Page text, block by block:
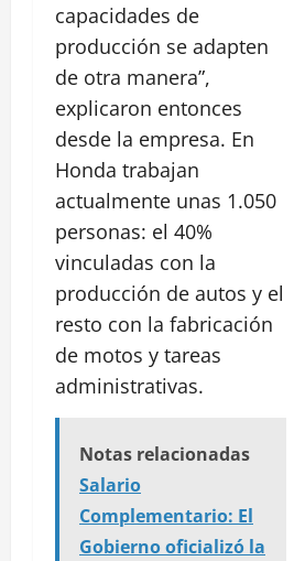
capacidades de
producción se adapten
de otra manera”,
explicaron entonces
desde la empresa. En
Honda trabajan
actualmente unas 1.050
personas: el 40%
vinculadas con la
producción de autos y el
resto con la fabricación
de motos y tareas
administrativas.
Notas relacionadas
Salario
Complementario: El
Gobierno oficializó la